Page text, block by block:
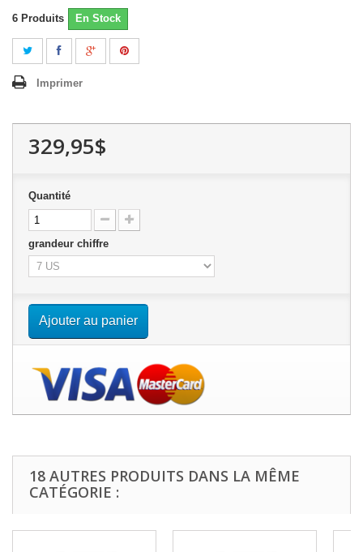
6 Produits En Stock
Imprimer
329,95$
Quantité
grandeur chiffre
Ajouter au panier
18 AUTRES PRODUITS DANS LA MÊME
CATÉGORIE :